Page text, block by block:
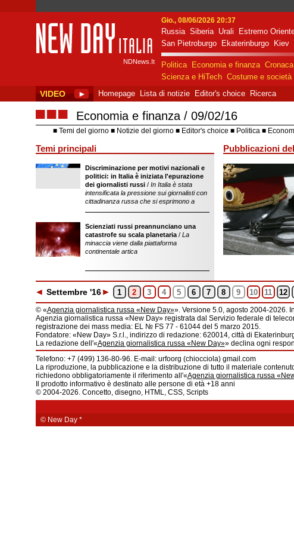
New Day Italia
NDNews.It
Gio., 08/06/2026 20:37
Russia Siberia Urali Estremo
San Pietroburgo
Ekaterinburgo Kiev
Politica Economia e finanza
Scienza e HiTech Costume e società
VIDEO ► Homepage Lista di notizie Editor's choice Ricerca
■■■ Economia e finanza 09/02/16
Temi del giorno Notizie del giorno Editor's choice Politica
Pubblicazioni
Temi principali
Discriminazione per motivi nazionali e
politici: in Italia è iniziata l'epurazione
dei giornalisti russi/ In Italia è stata
intensificata la pressione sui giornalisti con
cittadinanza russa che si esprimono a
sostegno dell'operazione
della Federazione Russa
Scienziati russi preannunciano una
catastrofe su scala planetaria/ La
minaccia viene dalla piattaforma
continentale artica
◄ Settembre'16► 1 2 3 4 5 6 7 8 9 10 11 12
© «Agenzia giornalistica russa «New Day»». Versione 5.0, agosto 2004-2026.
Agenzia giornalistica russa «New Day» registrata dal Servizio federale di
registrazione dei mass media: EL № FS 77 - 61044 del 5 marzo 2015.
Fondatore: «New Day» S.r.l., indirizzo di redazione: 620014, città di
La redazione dell'«Agenzia giornalistica russa «New Day»» declina ogni
Telefono: +7 (499) 136-80-96. E-mail: urfoorg (chiocciola) gmail.com
La riproduzione, la pubblicazione e la distribuzione di tutto il materiale
richiedono obbligatoriamente il riferimento all'«Agenzia giornalistica russa
Il prodotto informativo è destinato alle persone di età +18 anni
© 2004-2026. Concetto, disegno, HTML, CSS, Scripts
© New Day *